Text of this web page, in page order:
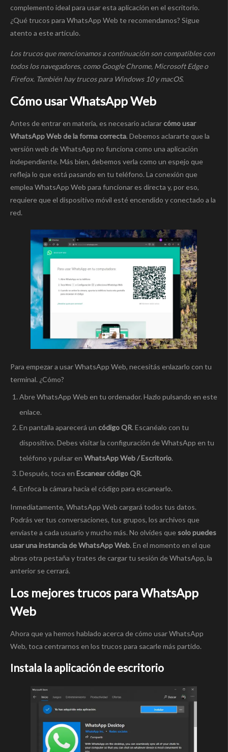
complemento ideal para usar esta aplicación en el escritorio.
¿Qué trucos para WhatsApp Web te recomendamos? Sigue
atento a este artículo.
Los trucos que mencionamos a continuación son compatibles con
todos los navegadores, como Google Chrome, Microsoft Edge o
Firefox. También hay trucos para Windows 10 y macOS.
Cómo usar WhatsApp Web
Antes de entrar en materia, es necesario aclarar cómo usar
WhatsApp Web de la forma correcta. Debemos aclararte que la
versión web de WhatsApp no funciona como una aplicación
independiente. Más bien, debemos verla como un espejo que
refleja lo que está pasando en tu teléfono. La conexión que
emplea WhatsApp Web para funcionar es directa y, por eso,
requiere que el dispositivo móvil esté encendido y conectado a la
red.
Para empezar a usar WhatsApp Web, necesitás enlazarlo con tu
terminal. ¿Cómo?
Abre WhatsApp Web en tu ordenador. Hazlo pulsando en este
enlace.
En pantalla aparecerá un código QR. Escanéalo con tu
dispositivo. Debes visitar la configuración de WhatsApp en tu
teléfono y pulsar en WhatsApp Web / Escritorio.
Después, toca en Escanear código QR.
Enfoca la cámara hacia el código para escanearlo.
Inmediatamente, WhatsApp Web cargará todos tus datos.
Podrás ver tus conversaciones, tus grupos, los archivos que
enviaste a cada usuario y mucho más. No olvides que solo puedes
usar una instancia de WhatsApp Web. En el momento en el que
abras otra pestaña y trates de cargar tu sesión de WhatsApp, la
anterior se cerrará.
Los mejores trucos para WhatsApp
Web
Ahora que ya hemos hablado acerca de cómo usar WhatsApp
Web, toca centrarnos en los trucos para sacarle más partido.
Instala la aplicación de escritorio